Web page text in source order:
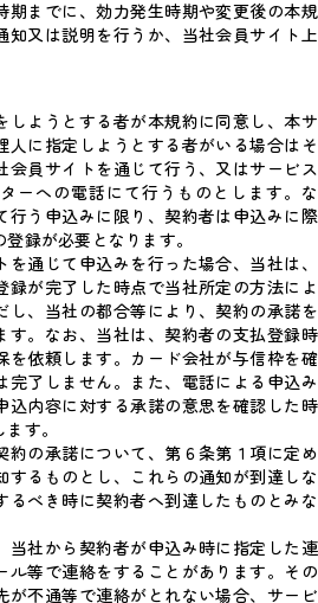
期までに、効力発生時期や変更後の本規
知又は説明を行うか、当社会員サイト上
しようとする者が本規約に同意し、本サ
人に指定しようとする者がいる場合はそ
会員サイトを通じて行う、又はサービス
ーへの電話にて行うものとします。な
行う申込みに限り、契約者は申込みに際
録が必要となります。
通じて申込みを行った場合、当社は、
録が完了した時点で当社所定の方法によ
し、当社の都合等により、契約の承諾を
す。なお、当社は、契約者の支払登録時
を依頼します。カード会社が与信枠を確
完了しません。また、電話による申込み
込内容に対する承諾の意思を確認した時
す。
約の承諾について、第６条第１項に定め
するものとし、これらの通知が到達しな
るべき時に契約者へ到達したものとみな
当社から契約者が申込み時に指定した連
ル等で連絡をすることがあります。その
が不通等で連絡がとれない場合、サービ